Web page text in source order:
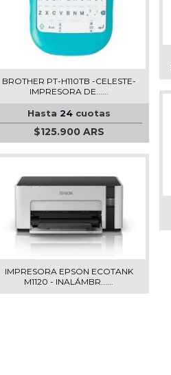
BROTHER PT-H110TB -CELESTE-
IMPRESORA DE......
Hasta 24cuotas
$125.900 ARS
IMPRESORA EPSON ECOTANK
M1120 - INALÁMBR......